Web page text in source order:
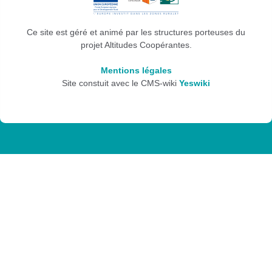
Ce site est géré et animé par les structures porteuses du
projet Altitudes Coopérantes.
Mentions légales
Site constuit avec le CMS-wiki Yeswiki